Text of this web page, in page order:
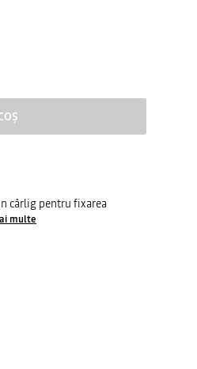
cârlig pentru fixarea
multe